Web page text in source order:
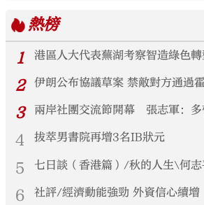
熱榜
1
港區人大代表蕪湖考察智造綠色轉
2 伊朗公布協議草案 禁敵對方通過
3 兩岸社團交流節開幕 張志軍：多
4 拔萃男書院再增3名IB狀元
5 七日談（香港篇）/秋的人生\何志
6 社評/經濟動能強勁 外資信心續增